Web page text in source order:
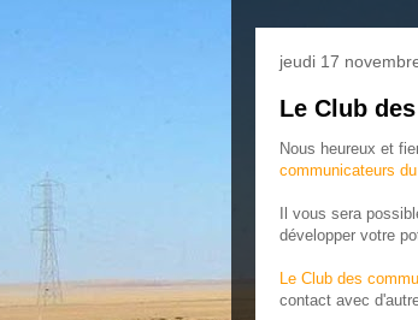
jeudi 17
Le Club
Nous heureux et
communicateurs
Il vous sera
développer votre
Le Club des
contact avec